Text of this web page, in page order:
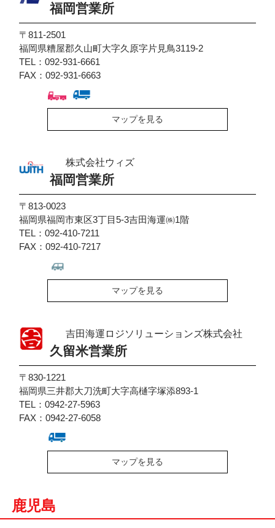
福岡営業所
〒811-2501
福岡県糟屋郡久山町大字久原字片見鳥3119-2
TEL：092-931-6661
FAX：092-931-6663
マップを見る
株式会社ウィズ
福岡営業所
〒813-0023
福岡県福岡市東区3丁目5-3吉田海運㈱1階
TEL：092-410-7211
FAX：092-410-7217
マップを見る
吉田海運ロジソリューションズ株式会社
久留米営業所
〒830-1221
福岡県三井郡大刀洗町大字高樋字塚添893-1
TEL：0942-27-5963
FAX：0942-27-6058
マップを見る
鹿児島